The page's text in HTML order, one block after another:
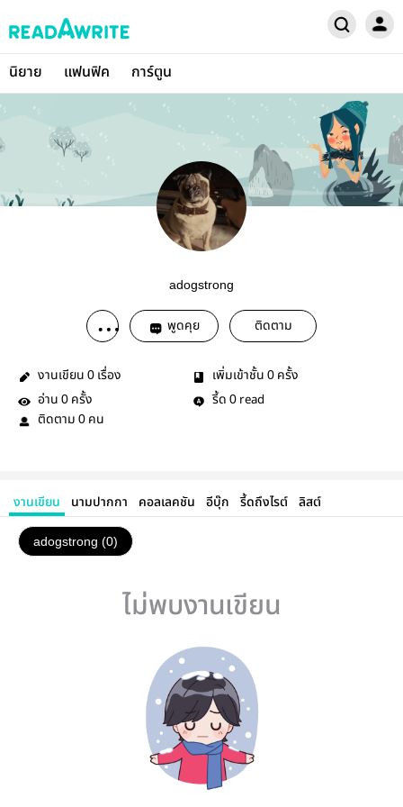
นิยาย แฟนฟิค การ์ตูน
adogstrong
พูดคุย ติดตาม
งานเขียน 0 เรื่อง เพิ่มเข้าชั้น 0 ครั้ง
อ่าน 0 ครั้ง รี้ด 0 read
ติดตาม 0 คน
งานเขียน นามปากกา คอลเลคชัน อีบุ๊ก รี้ดถึงไรต์ ลิสต์
adogstrong (0)
ไม่พบงานเขียน